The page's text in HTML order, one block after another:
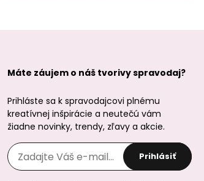
Máte záujem o náš tvorivy spravodaj?
Prihláste sa k spravodajcovi plnému
kreatívnej inšpirácie a neutečú vám
žiadne novinky, trendy, zľavy a akcie.
Prihlásiť